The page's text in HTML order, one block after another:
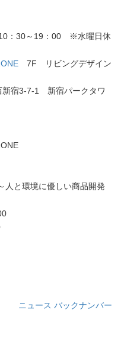
：30～19：00 ※水曜日休
7F リビングデザイン
3-7-1 新宿パークタワ
人と環境に優しい商品開発
ニュース バックナンバー